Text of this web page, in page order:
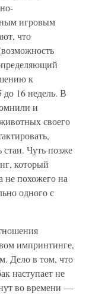
игровым
что
к
до 16 недель. В
и
своего
стаи. Чуть позже
который
не похожего на
одного с
импринтинге,
Дело в том, что
наступает не
во времени —